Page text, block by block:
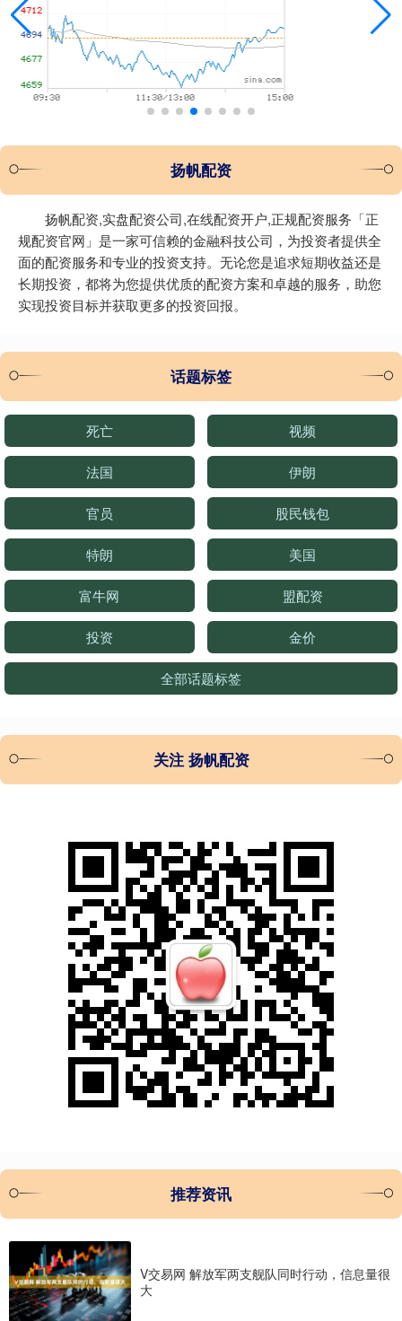
扬帆配资
扬帆配资,实盘配资公司,在线配资开户,正规配资服务「正
规配资官网」是一家可信赖的金融科技公司，为投资者提供全
面的配资服务和专业的投资支持。无论您是追求短期收益还是
长期投资，都将为您提供优质的配资方案和卓越的服务，助您
实现投资目标并获取更多的投资回报。
话题标签
死亡 视频
法国 伊朗
官员 股民钱包
特朗 美国
富牛网 盟配资
投资 金价
全部话题标签
关注 扬帆配资
推荐资讯
V交易网 解放军两支舰队同时行动，信息量很
大